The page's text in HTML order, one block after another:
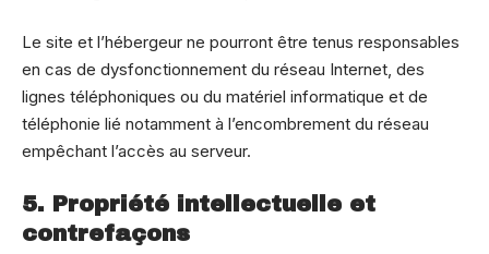
Le site et l’hébergeur ne pourront être tenus responsables
en cas de dysfonctionnement du réseau Internet, des
lignes téléphoniques ou du matériel informatique et de
téléphonie lié notamment à l’encombrement du réseau
empêchant l’accès au serveur.
5. Propriété intellectuelle et
contrefaçons